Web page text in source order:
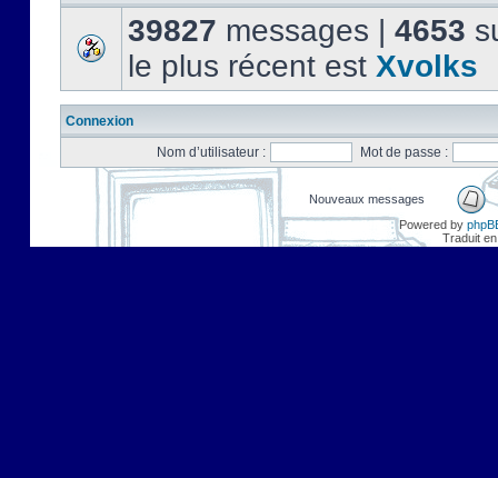
39827 messages | 4653
le plus récent est Xvolks
Connexion
Nom d’utilisateur :
Mot de passe :
Nouveaux messages
Powered by
Traduit